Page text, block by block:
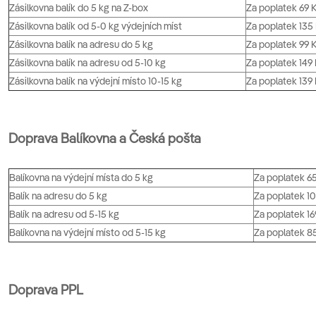
Zásilkovna balík do 5 kg na Z-box
Za poplatek 69
Zásilkovna balík od 5-0 kg výdejních míst
Za poplatek 135
Zásilkovna balík na adresu do 5 kg
Za poplatek 99
Zásilkovna balík na adresu od 5-10 kg
Za poplatek 149
Zásilkovna balík na výdejní místo 10-15 kg
Za poplatek 139
Doprava Balíkovna a Česká pošta
Balíkovna na výdejní místa do 5 kg
Za poplatek
Balík na adresu do 5 kg
Za poplatek
Balík na adresu od 5-15 kg
Za poplatek
Balíkovna na výdejní místo od 5-15 kg
Za poplatek
Doprava PPL